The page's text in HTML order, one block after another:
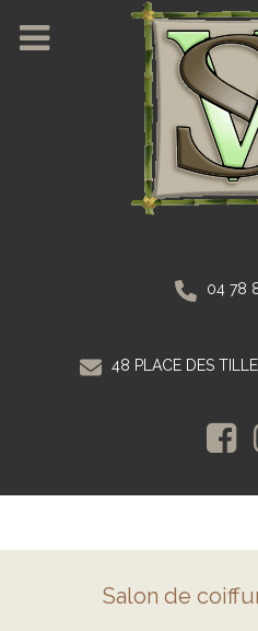
04 78
48 PLACE DES
Salon de